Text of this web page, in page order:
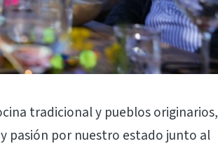
tradicional y pueblos originarios,
pasión por nuestro estado junto al